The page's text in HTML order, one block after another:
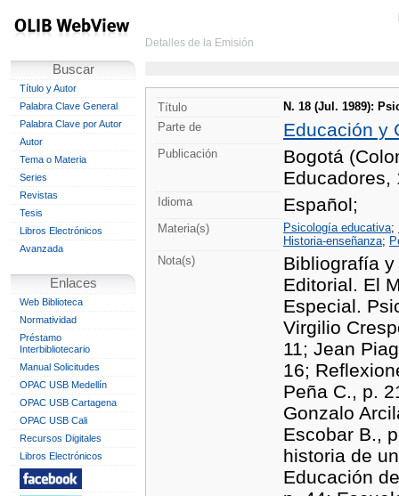
Buscar
Título y Autor
Palabra Clave General
Palabra Clave por Autor
Autor
Tema o Materia
Series
Revistas
Tesis
Libros Electrónicos
Avanzada
Enlaces
Web Biblioteca
Normatividad
Préstamo
Interbibliotecario
Manual Solicitudes
OPAC USB Medellín
OPAC USB Cartagena
OPAC USB Cali
Recursos Digitales
Libros Electrónicos
Detalles de la Emisión
Título
N. 18 (Jul. 1989):
Parte de
Educación y
Publicación
Bogotá
Educadores,
Idioma Español;
Materia(s) Psicología educativa;
Historia-enseñanza;
Nota(s)
Bibliografía
Editorial. El
Especial.
Virgilio
11; Jean
16;
Peña C., p.
Gonzalo
Escobar B.,
historia de
Educación